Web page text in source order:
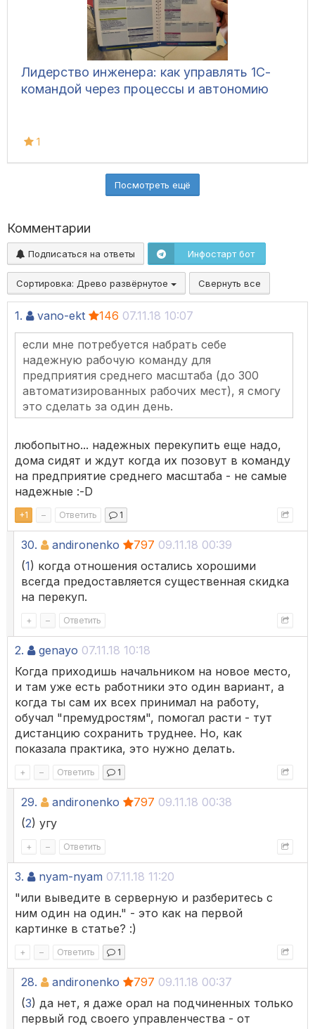
Лидерство инженера: как управлять 1С-
командой через процессы и автономию
1
Посмотреть ещё
Комментарии
Подписаться на ответы Инфостарт бот
Сортировка: Древо развёрнутое Свернуть все
1. vano-ekt 146 07.11.18 10:07
если мне потребуется набрать себе
надежную рабочую команду для
предприятия среднего масштаба (до 300
автоматизированных рабочих мест), я смогу
это сделать за один день.
любопытно... надежных перекупить еще надо,
дома сидят и ждут когда их позовут в команду
на предприятие среднего масштаба - не самые
надежные :-D
+1 – Ответить 1
30. andironenko 797 09.11.18 00:39
(1) когда отношения остались хорошими
всегда предоставляется существенная скидка
на перекуп.
+ – Ответить
2. genayo 07.11.18 10:18
Когда приходишь начальником на новое место,
и там уже есть работники это один вариант, а
когда ты сам их всех принимал на работу,
обучал "премудростям", помогал расти - тут
дистанцию сохранить труднее. Но, как
показала практика, это нужно делать.
+ – Ответить 1
29. andironenko 797 09.11.18 00:38
(2) угу
+ – Ответить
3. nyam-nyam 07.11.18 11:20
"или выведите в серверную и разберитесь с
ним один на один." - это как на первой
картинке в статье? :)
+ – Ответить 1
28. andironenko 797 09.11.18 00:37
(3) да нет, я даже орал на подчиненных только
первый год своего управленчества - от